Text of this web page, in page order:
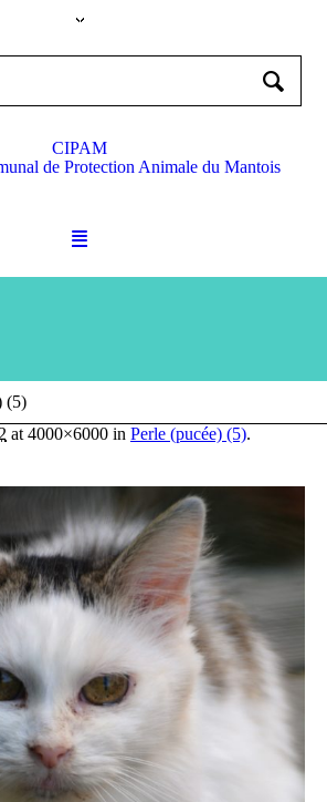
CIPAM
de Protection Animale du Mantois
(5)
at 4000×6000 in Perle (pucée) (5).